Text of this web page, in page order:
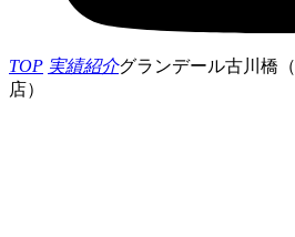
TOP 実績紹介グランデール古川橋
店）